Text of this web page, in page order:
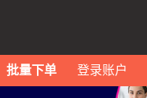
批量下单 登录账户